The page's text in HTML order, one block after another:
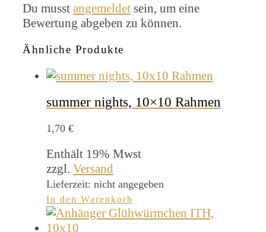
Du musst angemeldet sein, um eine
Bewertung abgeben zu können.
Ähnliche Produkte
summer nights, 10×10 Rahmen
1,70 €
Enthält 19% Mwst
zzgl. Versand
Lieferzeit: nicht angegeben
In den Warenkorb